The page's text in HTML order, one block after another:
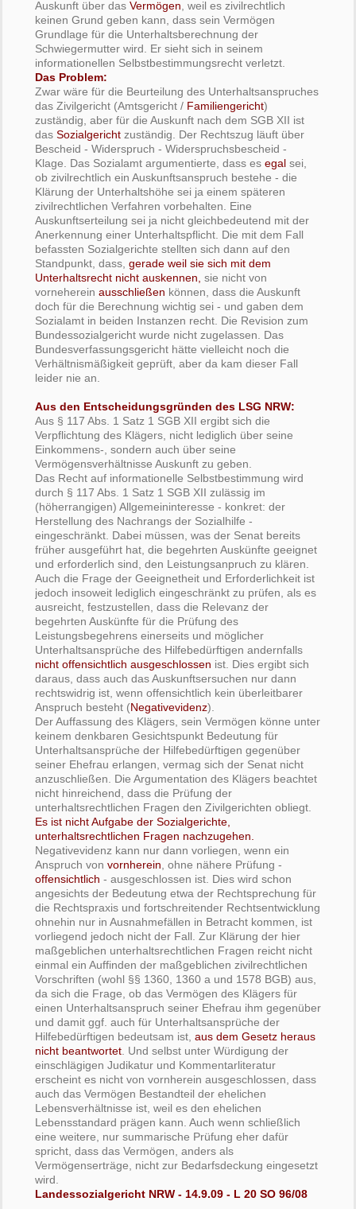
Auskunft über das Vermögen, weil es zivilrechtlich
keinen Grund geben kann, dass sein Vermögen
Grundlage für die Unterhaltsberechnung der
Schwiegermutter wird. Er sieht sich in seinem
informationellen Selbstbestimmungsrecht verletzt.
Das Problem:
Zwar wäre für die Beurteilung des Unterhaltsanspruches
das Zivilgericht (Amtsgericht / Familiengericht)
zuständig, aber für die Auskunft nach dem SGB XII ist
das Sozialgericht zuständig. Der Rechtszug läuft über
Bescheid - Widerspruch - Widerspruchsbescheid -
Klage. Das Sozialamt argumentierte, dass es egal sei,
ob zivilrechtlich ein Auskunftsanspruch bestehe - die
Klärung der Unterhaltshöhe sei ja einem späteren
zivilrechtlichen Verfahren vorbehalten. Eine
Auskunftserteilung sei ja nicht gleichbedeutend mit der
Anerkennung einer Unterhaltspflicht. Die mit dem Fall
befassten Sozialgerichte stellten sich dann auf den
Standpunkt, dass, gerade weil sie sich mit dem
Unterhaltsrecht nicht auskennen, sie nicht von
vorneherein ausschließen können, dass die Auskunft
doch für die Berechnung wichtig sei - und gaben dem
Sozialamt in beiden Instanzen recht. Die Revision zum
Bundessozialgericht wurde nicht zugelassen. Das
Bundesverfassungsgericht hätte vielleicht noch die
Verhältnismäßigkeit geprüft, aber da kam dieser Fall
leider nie an.
Aus den Entscheidungsgründen des LSG NRW:
Aus § 117 Abs. 1 Satz 1 SGB XII ergibt sich die
Verpflichtung des Klägers, nicht lediglich über seine
Einkommens-, sondern auch über seine
Vermögensverhältnisse Auskunft zu geben.
Das Recht auf informationelle Selbstbestimmung wird
durch § 117 Abs. 1 Satz 1 SGB XII zulässig im
(höherrangigen) Allgemeininteresse - konkret: der
Herstellung des Nachrangs der Sozialhilfe -
eingeschränkt. Dabei müssen, was der Senat bereits
früher ausgeführt hat, die begehrten Auskünfte geeignet
und erforderlich sind, den Leistungsanpruch zu klären.
Auch die Frage der Geeignetheit und Erforderlichkeit ist
jedoch insoweit lediglich eingeschränkt zu prüfen, als es
ausreicht, festzustellen, dass die Relevanz der
begehrten Auskünfte für die Prüfung des
Leistungsbegehrens einerseits und möglicher
Unterhaltsansprüche des Hilfebedürftigen andernfalls
nicht offensichtlich ausgeschlossen ist. Dies ergibt sich
daraus, dass auch das Auskunftsersuchen nur dann
rechtswidrig ist, wenn offensichtlich kein überleitbarer
Anspruch besteht (Negativevidenz).
Der Auffassung des Klägers, sein Vermögen könne unter
keinem denkbaren Gesichtspunkt Bedeutung für
Unterhaltsansprüche der Hilfebedürftigen gegenüber
seiner Ehefrau erlangen, vermag sich der Senat nicht
anzuschließen. Die Argumentation des Klägers beachtet
nicht hinreichend, dass die Prüfung der
unterhaltsrechtlichen Fragen den Zivilgerichten obliegt.
Es ist nicht Aufgabe der Sozialgerichte,
unterhaltsrechtlichen Fragen nachzugehen.
Negativevidenz kann nur dann vorliegen, wenn ein
Anspruch von vornherein, ohne nähere Prüfung -
offensichtlich - ausgeschlossen ist. Dies wird schon
angesichts der Bedeutung etwa der Rechtsprechung für
die Rechtspraxis und fortschreitender Rechtsentwicklung
ohnehin nur in Ausnahmefällen in Betracht kommen, ist
vorliegend jedoch nicht der Fall. Zur Klärung der hier
maßgeblichen unterhaltsrechtlichen Fragen reicht nicht
einmal ein Auffinden der maßgeblichen zivilrechtlichen
Vorschriften (wohl §§ 1360, 1360 a und 1578 BGB) aus,
da sich die Frage, ob das Vermögen des Klägers für
einen Unterhaltsanspruch seiner Ehefrau ihm gegenüber
und damit ggf. auch für Unterhaltsansprüche der
Hilfebedürftigen bedeutsam ist, aus dem Gesetz heraus
nicht beantwortet. Und selbst unter Würdigung der
einschlägigen Judikatur und Kommentarliteratur
erscheint es nicht von vornherein ausgeschlossen, dass
auch das Vermögen Bestandteil der ehelichen
Lebensverhältnisse ist, weil es den ehelichen
Lebensstandard prägen kann. Auch wenn schließlich
eine weitere, nur summarische Prüfung eher dafür
spricht, dass das Vermögen, anders als
Vermögenserträge, nicht zur Bedarfsdeckung eingesetzt
wird.
Landessozialgericht NRW - 14.9.09 - L 20 SO 96/08